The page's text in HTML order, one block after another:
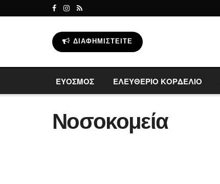
ΔΙΑΦΗΜΙΣΤΕΊΤΕ
ΕΥΟΣΜΟΣ ΕΛΕΥΘΕΡΙΟ ΚΟΡΔΕΛΙΟ
Νοσοκομεία